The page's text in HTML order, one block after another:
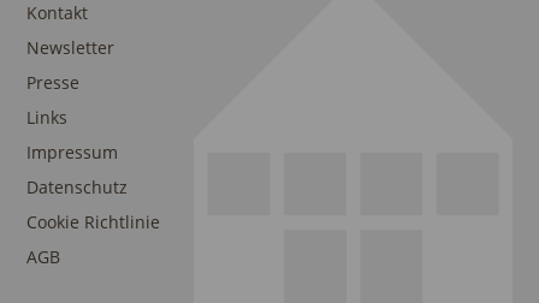
Kontakt
Newsletter
Presse
Links
Impressum
Datenschutz
Cookie Richtlinie
AGB